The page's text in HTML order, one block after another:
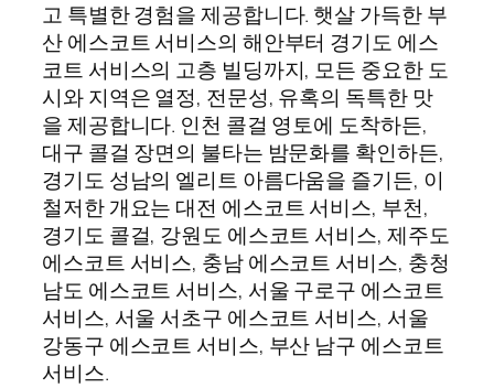
고 특별한 경험을 제공합니다. 햇살 가득한 부
산 에스코트 서비스의 해안부터 경기도 에스
코트 서비스의 고층 빌딩까지, 모든 중요한 도
시와 지역은 열정, 전문성, 유혹의 독특한 맛
을 제공합니다. 인천 콜걸 영토에 도착하든,
대구 콜걸 장면의 불타는 밤문화를 확인하든,
경기도 성남의 엘리트 아름다움을 즐기든, 이
철저한 개요는 대전 에스코트 서비스, 부천,
경기도 콜걸, 강원도 에스코트 서비스, 제주도
에스코트 서비스, 충남 에스코트 서비스, 충청
남도 에스코트 서비스, 서울 구로구 에스코트
서비스, 서울 서초구 에스코트 서비스, 서울
강동구 에스코트 서비스, 부산 남구 에스코트
서비스.